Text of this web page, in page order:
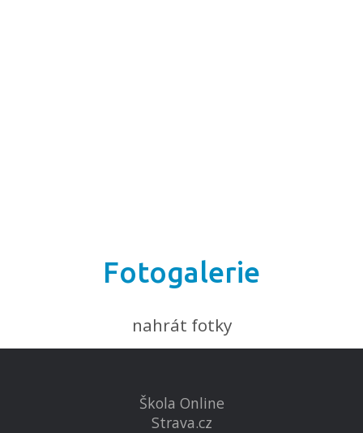
Fotogalerie
nahrát fotky
Škola Online
Strava.cz